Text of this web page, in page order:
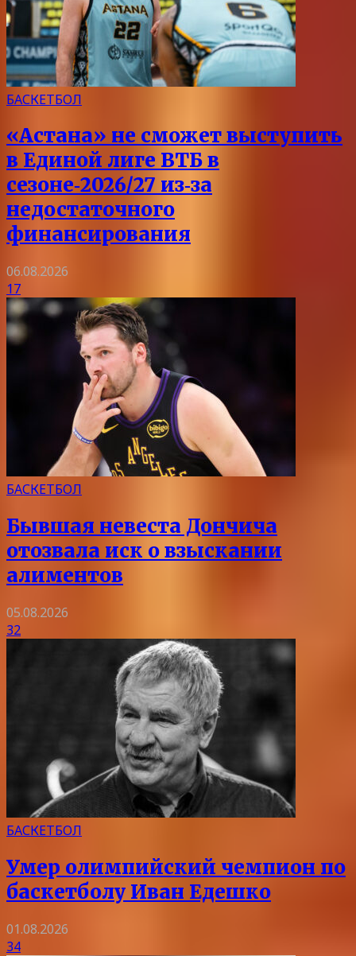
БАСКЕТБОЛ
«Астана» не сможет выступить
в Единой лиге ВТБ в
сезоне‑2026/27 из‑за
недостаточного
финансирования
06.08.2026
17
БАСКЕТБОЛ
Бывшая невеста Дончича
отозвала иск о взыскании
алиментов
05.08.2026
32
БАСКЕТБОЛ
Умер олимпийский чемпион по
баскетболу Иван Едешко
01.08.2026
34